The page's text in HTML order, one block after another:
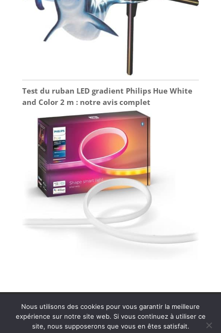
Test du ruban LED gradient Philips Hue White
and Color 2 m : notre avis complet
Contactez MDS Cinéson
Plan de site
Politique de confidentialité
Mentions légales
Nous utilisons des cookies pour vous garantir la meilleure
expérience sur notre site web. Si vous continuez à utiliser ce
site, nous supposerons que vous en êtes satisfait.